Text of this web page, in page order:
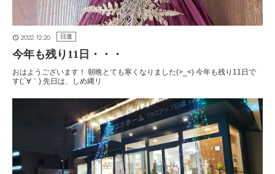
2022.12.20 日進
今年も残り11日・・・
おはようございます！ 朝晩とても寒くなりました(>_<) 今年も残り11日で
す(;´∀｀) 先日は、しめ縄リ